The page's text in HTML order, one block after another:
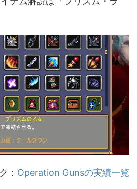
： Operation Gunsの実績一覧